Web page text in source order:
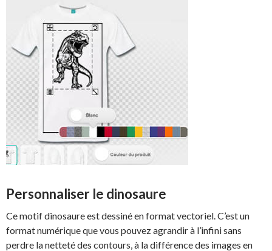
Personnaliser le dinosaure
Ce motif dinosaure est dessiné en format vectoriel. C’est un
format numérique que vous pouvez agrandir à l’infini sans
perdre la netteté des contours, à la différence des images en